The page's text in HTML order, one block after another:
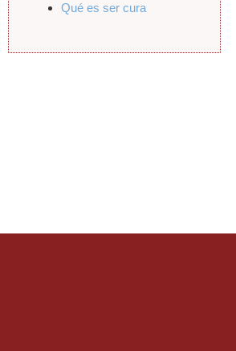
Qué es ser cura